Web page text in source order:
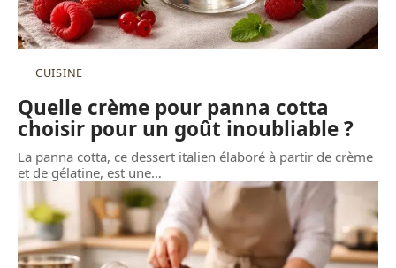
CUISINE
Quelle crème pour panna cotta
choisir pour un goût inoubliable ?
La panna cotta, ce dessert italien élaboré à partir de crème
et de gélatine, est une…